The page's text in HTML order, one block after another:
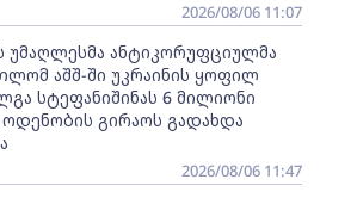
2026/08/06 11:07
უმაღლესმა ანტიკორუფციულმა
აშშ-ში უკრაინის ყოფილ
სტეფანიშინას 6 მილიონი
ოდენობის გირაოს გადახდა
2026/08/06 11:47